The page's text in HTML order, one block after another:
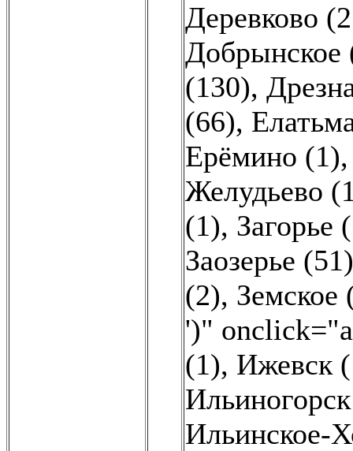
Деревково
Добрынское
(130),
(66),
Ерёмино (1)
Желудьево
(1), Загорье
Заозерье (51)
(2), Земское
')"
(1), Ижевск
Ильинское-